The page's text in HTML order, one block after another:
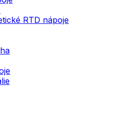
RTD nápoje